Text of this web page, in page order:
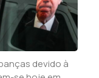
devido à